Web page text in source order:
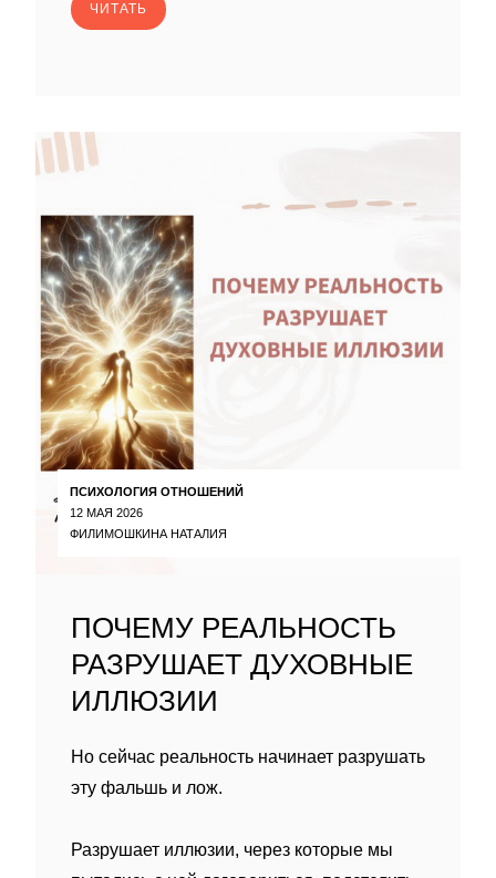
ЧИТАТЬ
ПСИХОЛОГИЯ ОТНОШЕНИЙ
12 МАЯ 2026
ФИЛИМОШКИНА НАТАЛИЯ
ПОЧЕМУ РЕАЛЬНОСТЬ
РАЗРУШАЕТ ДУХОВНЫЕ
ИЛЛЮЗИИ
Но сейчас реальность начинает разрушать
эту фальшь и лож.
Разрушает иллюзии, через которые мы